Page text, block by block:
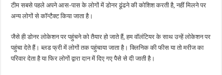
टीम सबसे पहले अपने आस-पास के लोगों में डोनर ढूंढने की कोशिश करती है, नहीं मिलने पर
अन्य लोगों से कॉन्टैक्ट किया जाता है।
जैसे ही डोनर लोकेशन पर पहुंचने को तैयार हो जाते हैं, हम वाॅलंटियर के साथ उन्हें लोकेशन पर
पहुंचा देते हैं। ब्लड फ्री में लोगों तक पहुंचाया जाता है। क्लिनिक की फीस या तो मरीज का
परिवार देता है या फिर लोगों द्वारा दान में दिए गए पैसे से दी जाती है।